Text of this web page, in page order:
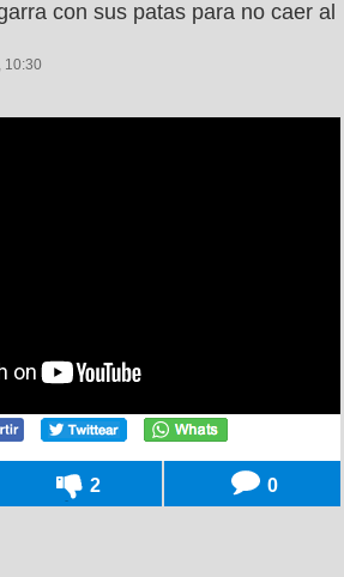
con sus patas para no caer al
10:30
2 0